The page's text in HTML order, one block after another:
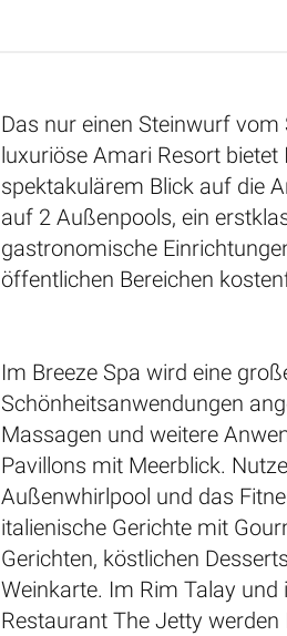
Das nur einen Steinwurf
luxuriöse Amari Resort
spektakulärem Blick auf die
auf 2 Außenpools, ein
gastronomische
öffentlichen Bereichen
Im Breeze Spa wird eine
Schönheitsanwendungen
Massagen und weitere
Pavillons mit Meerblick.
Außenwhirlpool und das
italienische Gerichte mit
Gerichten, köstlichen
Weinkarte. Im Rim Talay und
Restaurant The Jetty